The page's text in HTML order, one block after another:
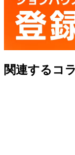
関連するコ